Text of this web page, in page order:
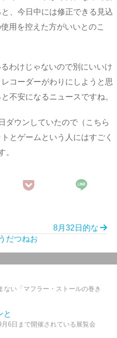
と、今日中には修正できる見込
用を控えた方がいいとのこ
わけじゃないので別にいいけ
コーダーがわりにしようと思
不安になるニュースですね。
ダウンしていたので（こちら
とゲームという人にはすごく
。
8月32日的な
だつねお
い「マフラー・ストールの巻き
と
6日まで開催されている展覧会